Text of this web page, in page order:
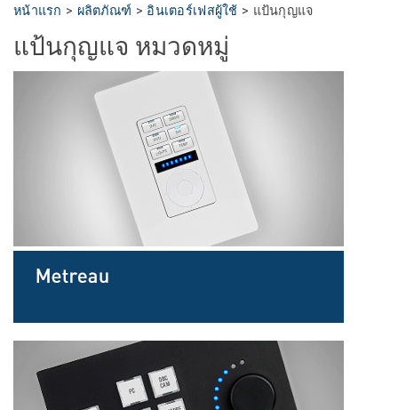
หน้าแรก > ผลิตภัณฑ์ > อินเตอร์เฟสผู้ใช้ > แป้นกุญแจ
แป้นกุญแจ หมวดหมู่